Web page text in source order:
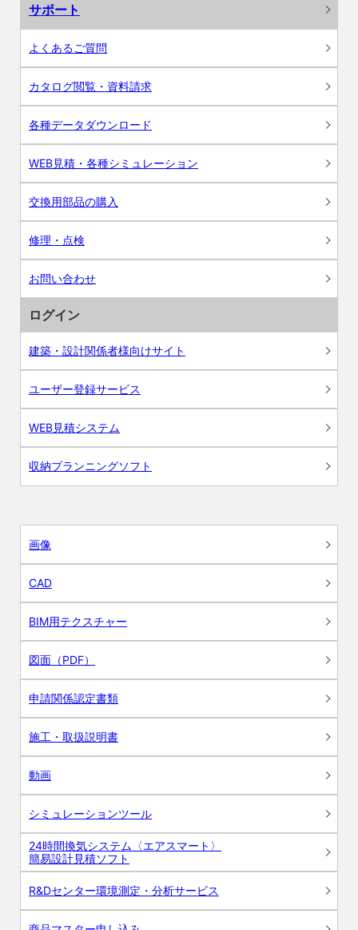
サポート
よくあるご質問
カタログ閲覧・資料請求
各種データダウンロード
WEB見積・各種シミュレーション
交換用部品の購入
修理・点検
お問い合わせ
ログイン
建築・設計関係者様向けサイト
ユーザー登録サービス
WEB見積システム
収納プランニングソフト
画像
CAD
BIM用テクスチャー
図面（PDF）
申請関係認定書類
施工・取扱説明書
動画
シミュレーションツール
24時間換気システム〈エアスマート〉
簡易設計見積ソフト
R&Dセンター環境測定・分析サービス